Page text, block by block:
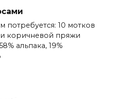
потребуется: 10 мотков
коричневой пряжи
альпака, 19%